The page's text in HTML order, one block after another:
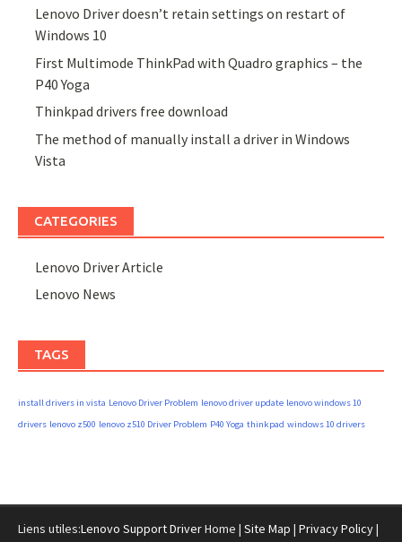
Lenovo Driver doesn’t retain settings on restart of
Windows 10
First Multimode ThinkPad with Quadro graphics – the
P40 Yoga
Thinkpad drivers free download
The method of manually install a driver in Windows
Vista
CATEGORIES
Lenovo Driver Article
Lenovo News
TAGS
install drivers in vista Lenovo Driver Problem lenovo driver update lenovo windows 10
drivers lenovo z500 lenovo z510 Driver Problem P40 Yoga thinkpad windows 10 drivers
Liens utiles:Lenovo Support DriverHome | Site Map | Privacy Policy|